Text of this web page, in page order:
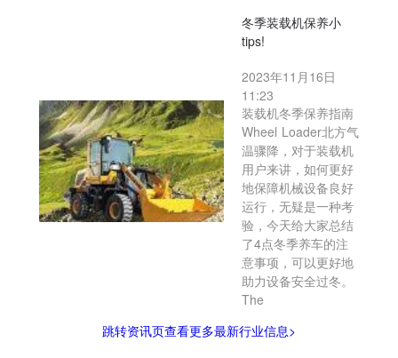
冬季装载机保养小
tips!
2023年11月16日
11:23
装载机冬季保养指南
Wheel Loader北方气
温骤降，对于装载机
用户来讲，如何更好
地保障机械设备良好
运行，无疑是一种考
验，今天给大家总结
了4点冬季养车的注
意事项，可以更好地
助力设备安全过冬。
The
跳转资讯页查看更多最新行业信息>